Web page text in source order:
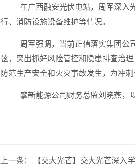
在广西融安光伏电站，周军深入
行、消防设施设备维护等情况。
周军强调，当前正值落实集团公
弦，突出抓好风险管控和隐患排查治
防范生产安全和火灾事故发生，为冲
攀新能源公司财务总监刘晓燕，
上一条：
【交大光芒】交大光芒深入